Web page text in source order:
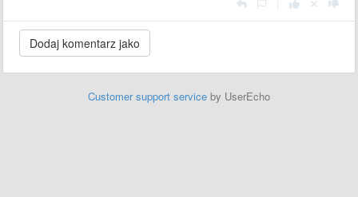
Customer support service by UserEcho